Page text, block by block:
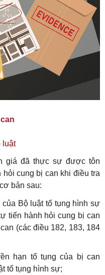
luật
giá đã thực sự được tôn
hỏi cung bị can khi điều tra
bản sau:
Bộ luật tố tụng hình sự
tiến hành hỏi cung bị can
(các điều 182, 183, 184
hạn tố tụng của bị can
tố tụng hình sự;